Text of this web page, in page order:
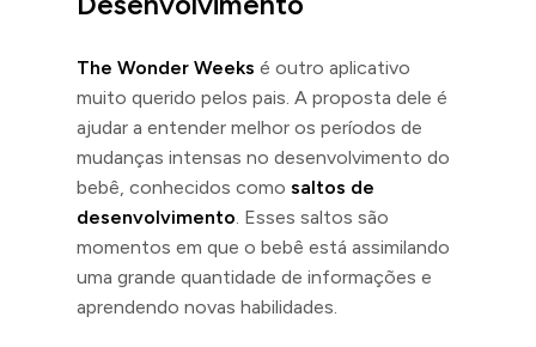
The Wonder Weeks é outro aplicativo
muito querido pelos pais. A proposta dele é
ajudar a entender melhor os períodos de
mudanças intensas no desenvolvimento do
bebê, conhecidos como saltos de
desenvolvimento. Esses saltos são
momentos em que o bebê está assimilando
uma grande quantidade de informações e
aprendendo novas habilidades.